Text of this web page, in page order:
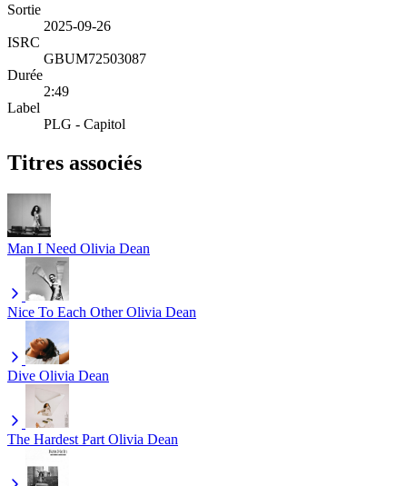
Sortie
2025-09-26
ISRC
GBUM72503087
Durée
2:49
Label
PLG - Capitol
Titres associés
Man I Need Olivia Dean
Nice To Each Other Olivia Dean
Dive Olivia Dean
The Hardest Part Olivia Dean